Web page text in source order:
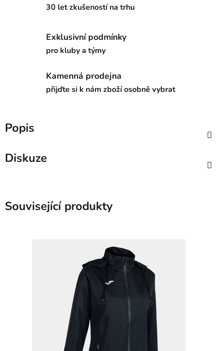
30 let zkušeností na trhu
Exklusivní podmínky
pro kluby a týmy
Kamenná prodejna
přijďte si k nám zboží osobně vybrat
Popis
Diskuze
Související produkty